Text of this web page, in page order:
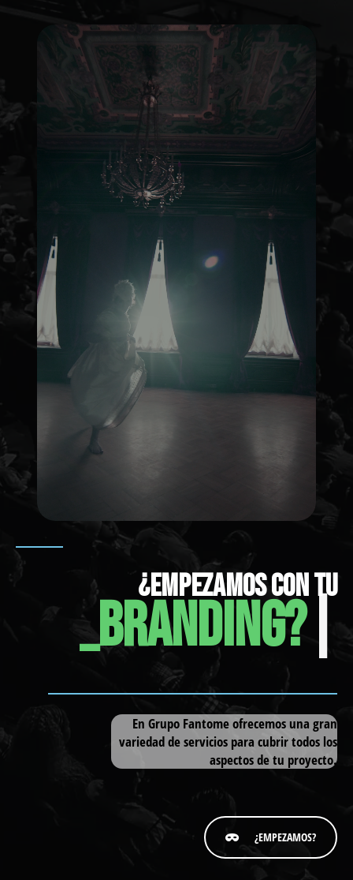
¿EMPEZAMOS CON TU
_COMUNICACIÓN?
|
En Grupo Fantome ofrecemos una gran
variedad de servicios para cubrir todos los
aspectos de tu proyecto.